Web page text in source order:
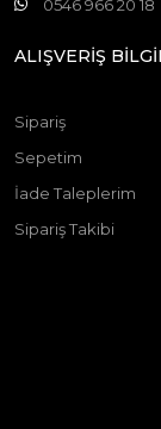
0546 966 20 18
ALIŞVERİŞ
Sipariş
Sepetim
İade Taleplerim
Sipariş Takibi